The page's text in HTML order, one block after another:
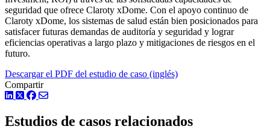
seguridad que ofrece Claroty xDome. Con el apoyo continuo de
Claroty xDome, los sistemas de salud están bien posicionados para
satisfacer futuras demandas de auditoría y seguridad y lograr
eficiencias operativas a largo plazo y mitigaciones de riesgos en el
futuro.
Descargar el PDF del estudio de caso (inglés)
Compartir
LinkedIn
TwitterFacebook
Estudios de casos relacionados